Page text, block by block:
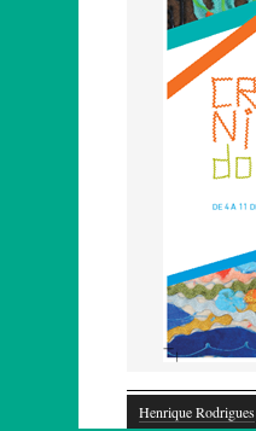
Henrique Rodrigues